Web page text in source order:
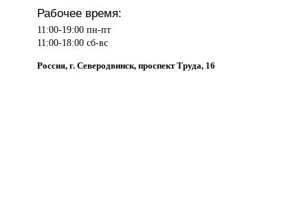
Рабочее время:
11:00-19:00 пн-пт
11:00-18:00 сб-вс
Россия, г. Северодвинск, проспект Труда, 16